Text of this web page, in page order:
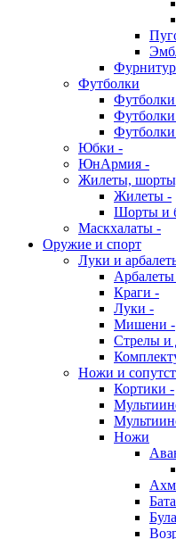
Футболки
Футболки
Юбки -
ЮнАрмия -
Жилеты,
Жилеты -
Шорты и
Маскхалаты -
Оружие и спорт
Луки и
Краги -
Луки -
Мишени -
Стрелы и
Ножи и
Кортики -
Ножи